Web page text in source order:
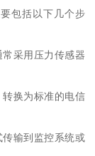
包括以下几个步
采用压力传感器
换为标准的电信
输到监控系统或